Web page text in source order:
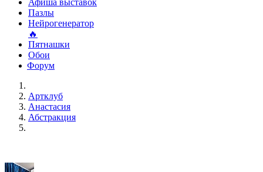
Афиша выставок
Пазлы
Нейрогенератор
🔥
Пятнашки
Обои
Форум
Артклуб
Анастасия
Абстракция